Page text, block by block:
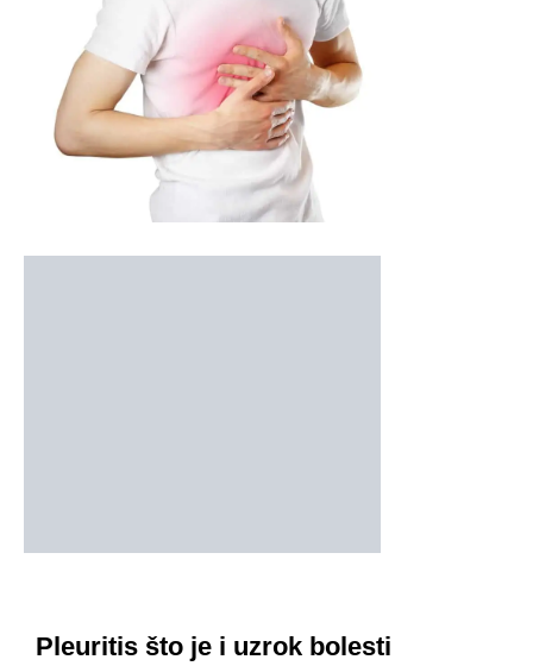
Pleuritis što je i uzrok bolesti